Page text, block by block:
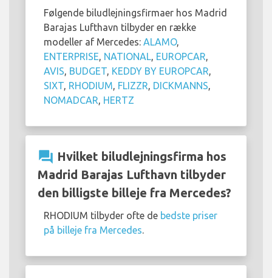
Følgende biludlejningsfirmaer hos Madrid
Barajas Lufthavn tilbyder en række
modeller af Mercedes: ALAMO,
ENTERPRISE NATIONAL EUROPCAR
AVIS BUDGET KEDDY BY EUROPCAR
SIXT RHODIUM FLIZZR DICKMANNS
NOMADCAR HERTZ
question_answer Hvilket biludlejningsfirma hos
Madrid Barajas Lufthavn tilbyder
den billigste billeje fra Mercedes?
RHODIUM tilbyder ofte de bedste priser
på billeje fra Mercedes